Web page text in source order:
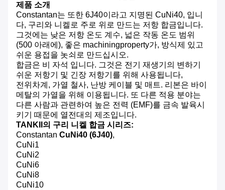
제품 소개
Constantan는 또한 6J40이라고 지명된 CuNi40, 입니
다, 구리와 니켈로 주로 위로 만드는 저항 합금입니다.
그것에는 낮은 저항 온도 계수, 넓은 작동 온도 범위
(500 아래에), 좋은 machiningproperty가, 방식제 있고
쉬운 용접을 놋쇠로 만드십시오.
합금은 비 자석 입니다. 그것은 전기 재생기의 변하기
쉬운 저항기 및 긴장 저항기를 위해 사용됩니다,
전위차계, 가열 철사, 난방 케이블 및 매트. 리본은 바이
메탈의 가열을 위해 이용됩니다. 또 다른 적용 분야는
다른 사람과 관련하여 높은 전력 (EMF)를 금속 발육시
키기 때문에 열전대의 제조입니다.
TANKII의 구리 니켈 합금 시리즈:
Constantan CuNi40 (6J40),
CuNi1
CuNi2
CuNi6
CuNi8
CuNi10